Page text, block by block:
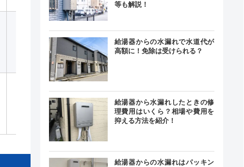
記載なし
記載なし
等も解説！
給湯器からの水漏れで水道代が
高額に！免除は受けられる？
給湯器から水漏れしたときの修
理費用はいくら？相場や費用を
抑える方法を紹介！
給湯器からの水漏れはパッキン